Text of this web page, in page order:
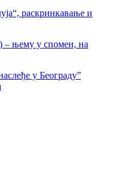
раскринкавање и
њему у спомен, на
у Београду”